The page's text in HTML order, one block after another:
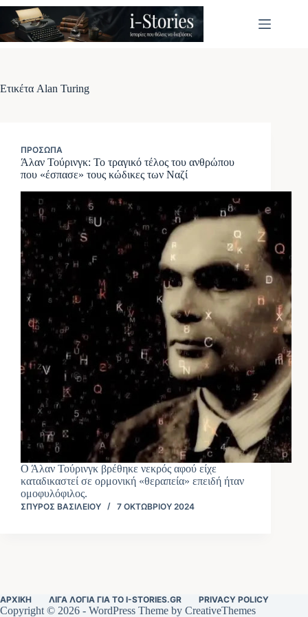
Μετάβαση
στο
περιεχόμενο
Ετικέτα Alan Turing
ΠΡΌΣΩΠΑ
Άλαν Τούρινγκ: Το τραγικό τέλος του ανθρώπου
που «έσπασε» τους κώδικες των Ναζί
Ο Άλαν Τούρινγκ βρέθηκε νεκρός αφού είχε
καταδικαστεί σε ορμονική «θεραπεία» επειδή ήταν
ομοφυλόφιλος.
ΣΠΎΡΟΣ ΒΑΣΙΛΕΊΟΥ 7 ΟΚΤΩΒΡΊΟΥ 2024
ΑΡΧΙΚΉ ΛΊΓΑ ΛΌΓΙΑ ΓΙΑ ΤΟ I-STORIES.GR PRIVACY POLICY
Copyright © 2026 - WordPress Theme by CreativeThemes